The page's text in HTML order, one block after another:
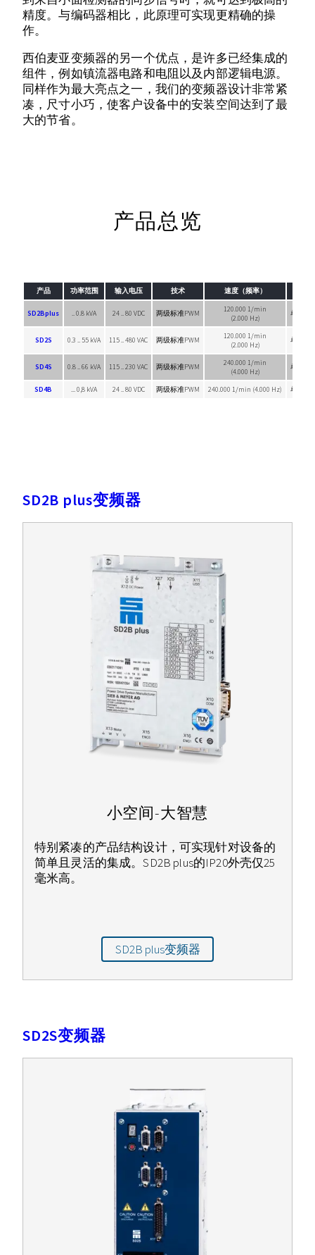
精度。与编码器相比，此原理可实现更精确的操
作。
西伯麦亚变频器的另一个优点，是许多已经集成的
组件，例如镇流器电路和电阻以及内部逻辑电源。
同样作为最大亮点之一，我们的变频器设计非常紧
凑，尺寸小巧，使客户设备中的安装空间达到了最
大的节省。
产品总览
产品 功率范围 输入电压 技术 速度（频率）
SD2Bplus .. 0.8 kVA 24 .. 80 VDC 两级标准PWM
120.000 1/min
(2.000 Hz)
单轴装
SD2S 0.3 .. 55 kVA 115 .. 480 VAC 两级标准PWM
120.000 1/min
(2.000 Hz)
单轴装
SD4S 0.8 .. 66 kVA 115 .. 230 VAC 两级标准PWM
240.000 1/min
(4.000 Hz)
单轴装
SD4B ... 0,8 kVA 24 .. 80 VDC 两级标准PWM 240.000 1/min (4.000 Hz) 单轴装
SD2B plus变频器
小空间-大智慧
特别紧凑的产品结构设计，可实现针对设备的
简单且灵活的集成。SD2B plus的IP20外壳仅25
毫米高。
SD2B plus变频器
SD2S变频器